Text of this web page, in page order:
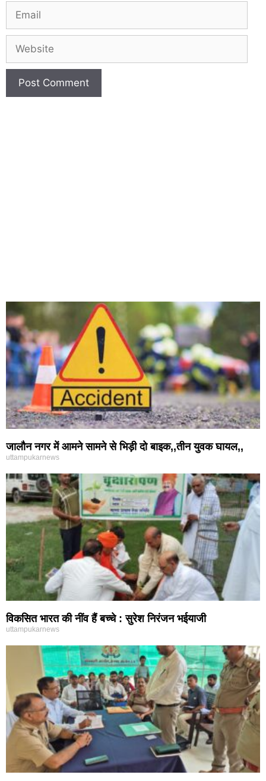
जालौन नगर में आमने सामने से भिड़ी दो बाइक,,तीन युवक घायल,,
uttampukarnews
विकसित भारत की नींव हैं बच्चे : सुरेश निरंजन भईयाजी
uttampukarnews